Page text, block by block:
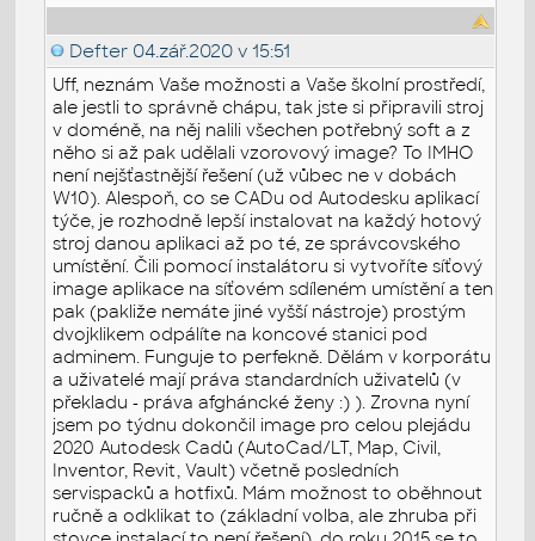
Defter 04.zář.2020 v 15:51
Uff, neznám Vaše možnosti a Vaše školní prostředí,
ale jestli to správně chápu, tak jste si připravili stroj
v doméně, na něj nalili všechen potřebný soft a z
něho si až pak udělali vzorovový image? To IMHO
není nejšťastnější řešení (už vůbec ne v dobách
W10). Alespoň, co se CADu od Autodesku aplikací
týče, je rozhodně lepší instalovat na každý hotový
stroj danou aplikaci až po té, ze správcovského
umístění. Čili pomocí instalátoru si vytvoříte síťový
image aplikace na síťovém sdíleném umístění a ten
pak (pakliže nemáte jiné vyšší nástroje) prostým
dvojklikem odpálíte na koncové stanici pod
adminem. Funguje to perfekně. Dělám v korporátu
a uživatelé mají práva standardních uživatelů (v
překladu - práva afgháncké ženy :) ). Zrovna nyní
jsem po týdnu dokončil image pro celou plejádu
2020 Autodesk Cadů (AutoCad/LT, Map, Civil,
Inventor, Revit, Vault) včetně posledních
servispacků a hotfixů. Mám možnost to oběhnout
ručně a odklikat to (základní volba, ale zhruba při